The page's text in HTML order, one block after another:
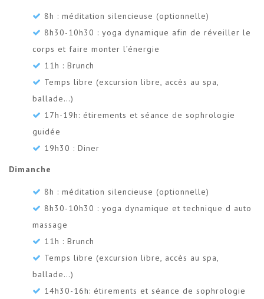
8h : méditation silencieuse (optionnelle)
8h30-10h30 : yoga dynamique afin de réveiller le
corps et faire monter l’énergie
11h : Brunch
Temps libre (excursion libre, accès au spa,
ballade…)
17h-19h: étirements et séance de sophrologie
guidée
19h30 : Diner
Dimanche
8h : méditation silencieuse (optionnelle)
8h30-10h30 : yoga dynamique et technique d auto
massage
11h : Brunch
Temps libre (excursion libre, accès au spa,
ballade…)
14h30-16h: étirements et séance de sophrologie